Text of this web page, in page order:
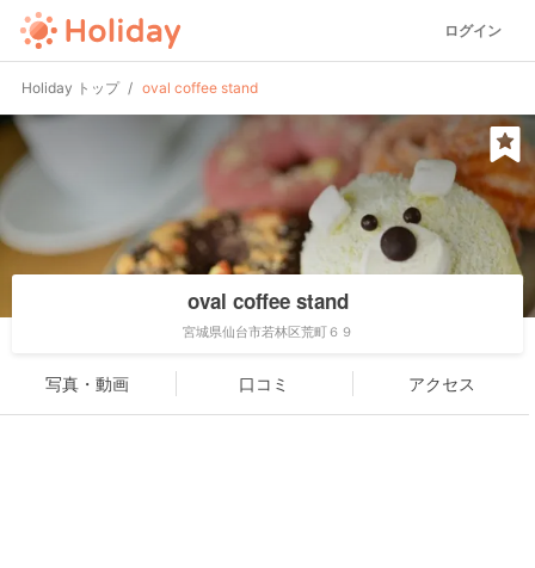
ログイン
Holiday トップ oval coffee stand
oval coffee stand
宮城県仙台市若林区荒町６９
写真・動画 口コミ アクセス